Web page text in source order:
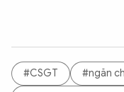
#CSGT
#ngăn